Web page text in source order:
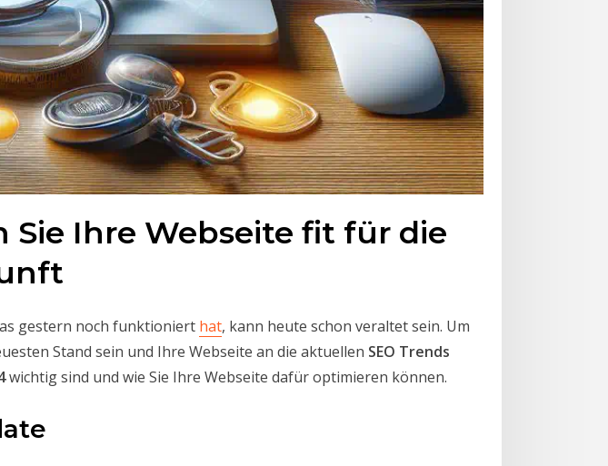
Sie Ihre Webseite fit für die
gestern noch funktioniert hat, kann heute schon veraltet sein. Um
Stand sein und Ihre Webseite an die aktuellen SEO Trends
wichtig sind und wie Sie Ihre Webseite dafür optimieren können.